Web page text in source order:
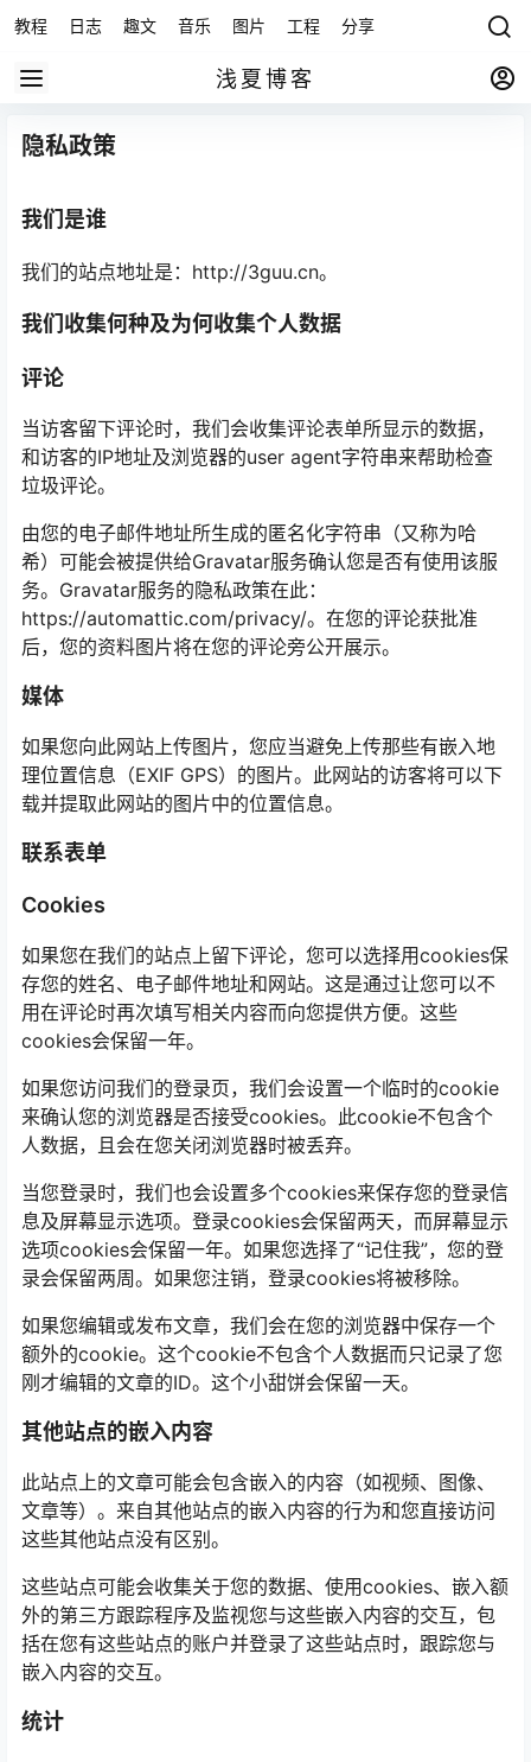
教程 日志 趣文 音乐 图片 工程 分享
浅夏博客
隐私政策
我们是谁
我们的站点地址是：http://3guu.cn。
我们收集何种及为何收集个人数据
评论
当访客留下评论时，我们会收集评论表单所显示的数据，
和访客的IP地址及浏览器的user agent字符串来帮助检查
垃圾评论。
由您的电子邮件地址所生成的匿名化字符串（又称为哈
希）可能会被提供给Gravatar服务确认您是否有使用该服
务。Gravatar服务的隐私政策在此：
https://automattic.com/privacy/。在您的评论获批准
后，您的资料图片将在您的评论旁公开展示。
媒体
如果您向此网站上传图片，您应当避免上传那些有嵌入地
理位置信息（EXIF GPS）的图片。此网站的访客将可以下
载并提取此网站的图片中的位置信息。
联系表单
Cookies
如果您在我们的站点上留下评论，您可以选择用cookies保
存您的姓名、电子邮件地址和网站。这是通过让您可以不
用在评论时再次填写相关内容而向您提供方便。这些
cookies会保留一年。
如果您访问我们的登录页，我们会设置一个临时的cookie
来确认您的浏览器是否接受cookies。此cookie不包含个
人数据，且会在您关闭浏览器时被丢弃。
当您登录时，我们也会设置多个cookies来保存您的登录信
息及屏幕显示选项。登录cookies会保留两天，而屏幕显示
选项cookies会保留一年。如果您选择了“记住我”，您的登
录会保留两周。如果您注销，登录cookies将被移除。
如果您编辑或发布文章，我们会在您的浏览器中保存一个
额外的cookie。这个cookie不包含个人数据而只记录了您
刚才编辑的文章的ID。这个小甜饼会保留一天。
其他站点的嵌入内容
此站点上的文章可能会包含嵌入的内容（如视频、图像、
文章等）。来自其他站点的嵌入内容的行为和您直接访问
这些其他站点没有区别。
这些站点可能会收集关于您的数据、使用cookies、嵌入额
外的第三方跟踪程序及监视您与这些嵌入内容的交互，包
括在您有这些站点的账户并登录了这些站点时，跟踪您与
嵌入内容的交互。
统计